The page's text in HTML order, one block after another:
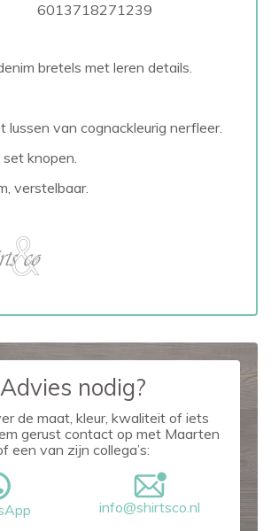
6013718271239
bretels met leren details.
lussen van cognackleurig nerfleer.
knopen.
verstelbaar.
Advies nodig?
de maat, kleur, kwaliteit of iets
gerust contact op met Maarten
een van zijn collega’s:
info@shirtsco.nl